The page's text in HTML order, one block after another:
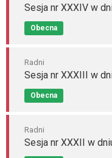
Sesja nr XXXIV w
Obecna
Radni
Sesja nr XXXIII w
Obecna
Radni
Sesja nr XXXII w